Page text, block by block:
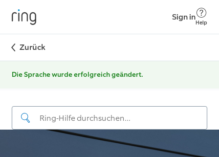
Sign in
Help
Zurück
Die Sprache wurde erfolgreich geändert.